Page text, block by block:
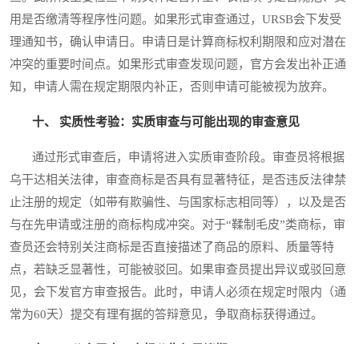
用是否缴清等程序性问题。如果形式审查通过，URSB会下发受
理通知书，确认申请日。申请日是计算商标权利期限和应对潜在
冲突的重要时间点。如果形式审查发现问题，官方会发出补正通
知，申请人需在规定期限内补正，否则申请可能被视为放弃。
十、 实质性考验：实质审查与可能出现的审查意见
通过形式审查后，申请将进入实质审查阶段。审查员将根据
乌干达相关法律，审查商标是否具有显著特征，是否违反法律禁
止注册的规定（如带有欺骗性、与国家标志相同等），以及是否
与在先申请或注册的商标构成冲突。对于“鞣制毛皮”类商标，审
查员还会特别关注商标是否直接描述了商品的原料、质量等特
点，若缺乏显著性，可能被驳回。如果审查员提出异议或驳回意
见，会下发官方审查报告。此时，申请人必须在规定时限内（通
常为60天）提交有理有据的答辩意见，争取商标获得通过。